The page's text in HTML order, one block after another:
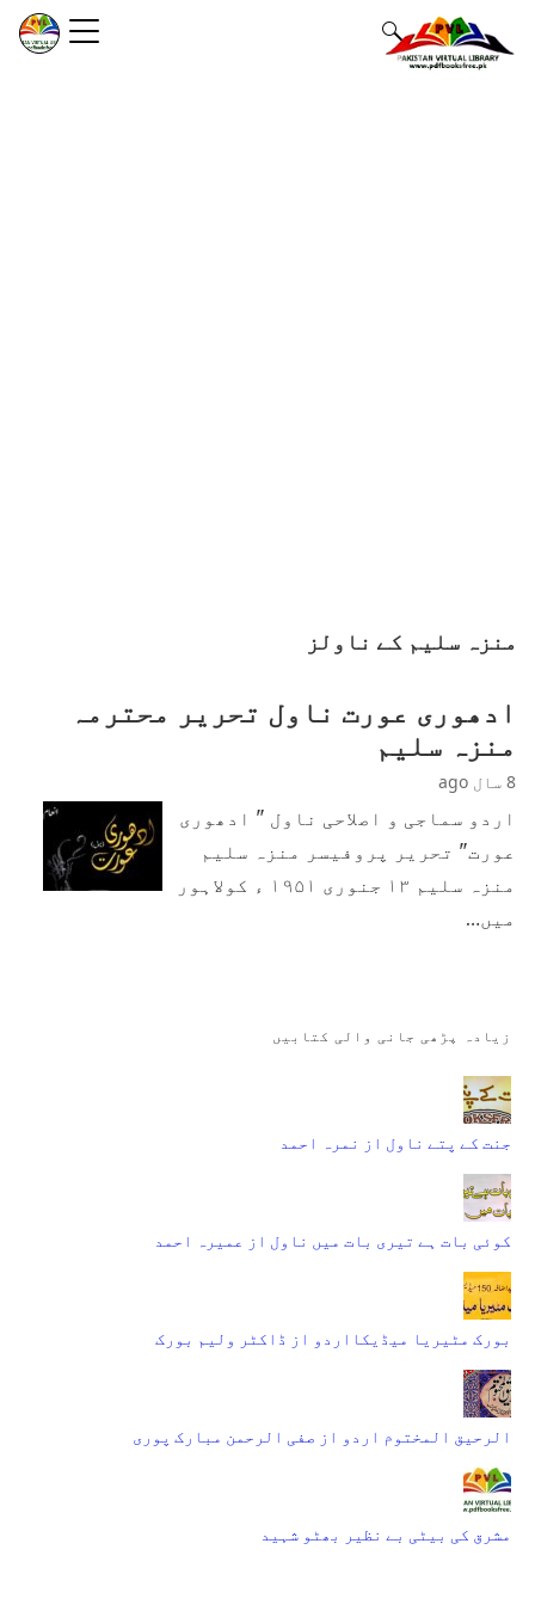
منزہ سلیم کے ناولز
ادھوری عورت ناول تحریر محترمہ
منزہ سلیم
8 سال ago
اردو سماجی و اصلاحی ناول " ادھوری
عورت" تحریر پروفیسر منزہ سلیم
منزہ سلیم ۱۳ جنوری ۱۹۵۱ ء کولاہور
میں…
زیادہ پڑھی جانی والی کتابیں
جنت کے پتے ناول از نمرہ احمد
کوئی بات ہے تیری بات میں ناول از عمیرہ احمد
بورک مٹیریا میڈیکااردو از ڈاکٹر ولیم بورک
الرحیق المختوم اردو از صفی الرحمن مبارک پوری
مشرق کی بیٹی بے نظیر بھٹو شہید